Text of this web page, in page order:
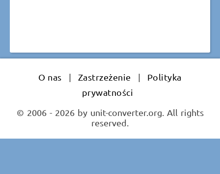
O nas | Zastrzeżenie |
Polityka
prywatności
© 2006 - 2026 by unit-converter.org. All rights
reserved.